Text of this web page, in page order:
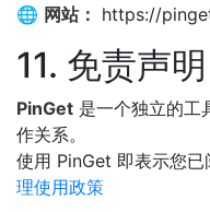
🌐 网站： https://
11. 免责声明
PinGet 是一个独立的工
作关系。
使用 PinGet 即表示您已
理使用政策